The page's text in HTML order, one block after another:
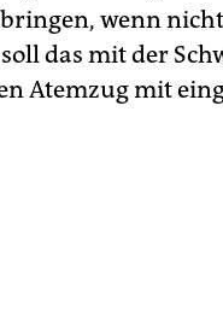
wenn
soll das mit der
Atemzug mit